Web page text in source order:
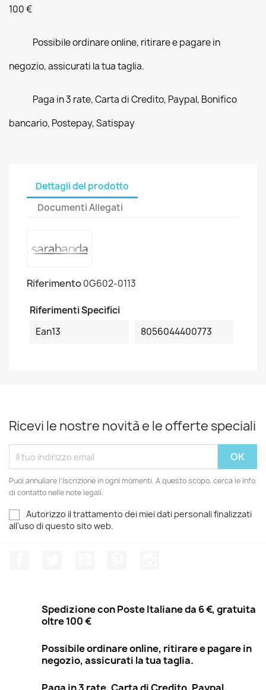
100 €
Possibile ordinare online, ritirare e pagare in
negozio, assicurati la tua taglia.
Paga in 3 rate, Carta di Credito, Paypal, Bonifico
bancario, Postepay, Satispay
Dettagli del prodotto
Documenti Allegati
Riferimento0G602-0113
Riferimenti Specifici
Ean13
8056044400773
Ricevi le nostre novità e le offerte speciali
Puoi annullare l'iscrizione in ogni momenti. A questo scopo, cerca le info
di contatto nelle note legali.
Autorizzo il trattamento dei miei dati personali finalizzati
all'uso di questo sito web.
Spedizione con Poste Italiane da 6 €, gratuita
oltre 100 €
Possibile ordinare online, ritirare e pagare in
negozio, assicurati la tua taglia.